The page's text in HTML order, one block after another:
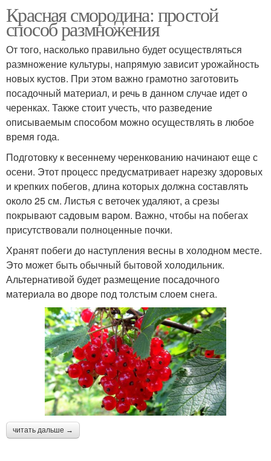
Красная смородина: простой
способ размножения
От того, насколько правильно будет осуществляться
размножение культуры, напрямую зависит урожайность
новых кустов. При этом важно грамотно заготовить
посадочный материал, и речь в данном случае идет о
черенках. Также стоит учесть, что разведение
описываемым способом можно осуществлять в любое
время года.
Подготовку к весеннему черенкованию начинают еще с
осени. Этот процесс предусматривает нарезку здоровых
и крепких побегов, длина которых должна составлять
около 25 см. Листья с веточек удаляют, а срезы
покрывают садовым варом. Важно, чтобы на побегах
присутствовали полноценные почки.
Хранят побеги до наступления весны в холодном месте.
Это может быть обычный бытовой холодильник.
Альтернативой будет размещение посадочного
материала во дворе под толстым слоем снега.
читать дальше →